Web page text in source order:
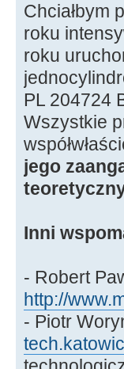
Chciałbym
roku
roku
PL 204724
Wszystkie
jego
Inni
- Robert
http://
- Piotr